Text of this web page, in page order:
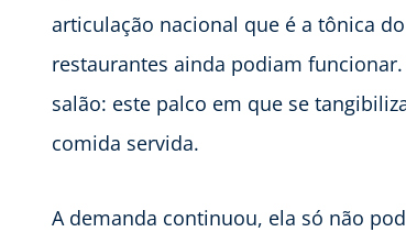
articulação nacional que é a tônica
restaurantes ainda podiam
salão: este palco em que se
comida servida.
A demanda continuou, ela só não